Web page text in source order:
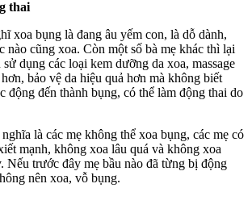
thai
xoa bụng là đang âu yếm con, là dỗ dành,
nào cũng xoa. Còn một số bà mẹ khác thì lại
dụng các loại kem dưỡng da xoa, massage
bảo vệ da hiệu quả hơn mà không biết
động đến thành bụng, có thể làm động thai do
là các mẹ không thể xoa bụng, các mẹ có
mạnh, không xoa lâu quá và không xoa
Nếu trước đây mẹ bầu nào đã từng bị động
nên xoa, vỗ bụng.